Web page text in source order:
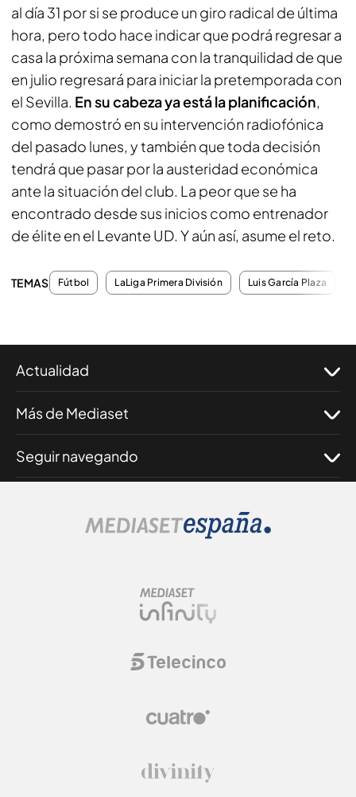
al día 31 por si se produce un giro radical de última
hora, pero todo hace indicar que podrá regresar a
casa la próxima semana con la tranquilidad de que
en julio regresará para iniciar la pretemporada con
el Sevilla. En su cabeza ya está la planificación,
como demostró en su intervención radiofónica
del pasado lunes, y también que toda decisión
tendrá que pasar por la austeridad económica
ante la situación del club. La peor que se ha
encontrado desde sus inicios como entrenador
de élite en el Levante UD. Y aún así, asume el reto.
TEMAS Fútbol LaLiga Primera División Luis García Plaza
Actualidad
Más de Mediaset
Seguir navegando